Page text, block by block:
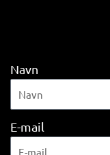
Navn
E-mail